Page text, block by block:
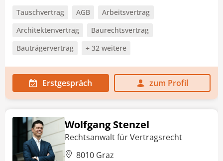
Tauschvertrag AGB
Arbeitsvertrag
Architektenvertrag
Baurechtsvertrag
Bauträgervertrag
+ 32 weitere
Erstgespräch zum Profil
Wolfgang Stenzel
Rechtsanwalt für Vertragsrecht
8010 Graz